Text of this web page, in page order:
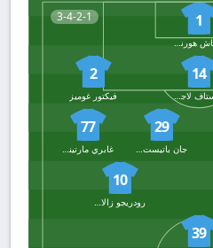
3-4-2-1 1
لوكاش هورنيتشيك
14
غوستاف لاجربيلكي
2
فيكتور غوميز
29
جان باتيست غوربي
77
غابري مارتينيز
10
رودريجو زالازار
39